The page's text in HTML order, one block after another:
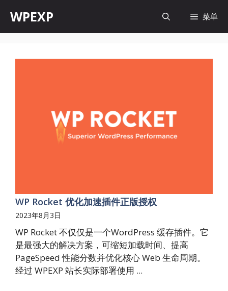
内
WPEXP 菜单
WP Rocket 优化加速插件正版授权
2023年8月3日
WP Rocket 不仅仅是一个WordPress 缓存插件。它
是最强大的解决方案，可缩短加载时间、提高
PageSpeed 性能分数并优化核心 Web 生命周期。
经过 WPEXP 站长实际部署使用 ...